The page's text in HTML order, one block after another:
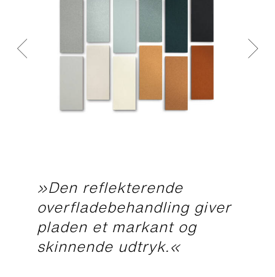
»Den reflekterende
overfladebehandling giver
pladen et markant og
skinnende udtryk.«